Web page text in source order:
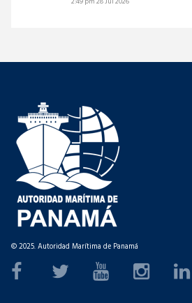
© 2025. Autoridad Marítima de Panamá